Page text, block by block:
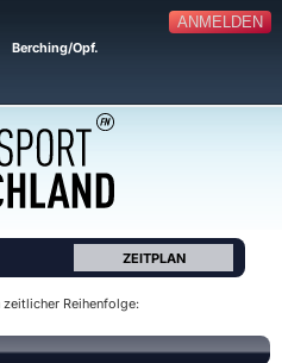
ANMELDEN
Berching/Opf.
ZEITPLAN
Reihenfolge: